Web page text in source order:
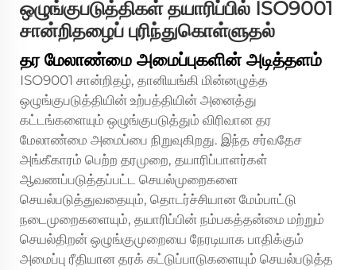
ஒழுங்குபடுத்திகள் தயாரிப்பில் ISO9001
சான்றிதழைப் புரிந்துகொள்ளுதல்
தர மேலாண்மை அமைப்புகளின் அடித்தளம்
ISO9001 சான்றிதழ், தானியங்கி மின்னழுத்த
ஒழுங்குபடுத்தியின் உற்பத்தியின் அனைத்து
கட்டங்களையும் ஒழுங்குபடுத்தும் விரிவான தர
மேலாண்மை அமைப்பை நிறுவுகிறது. இந்த சர்வதேச
அங்கீகாரம் பெற்ற தரமுறை, தயாரிப்பாளர்கள்
ஆவணப்படுத்தப்பட்ட செயல்முறைகளை
செயல்படுத்துவதையும், தொடர்ச்சியான மேம்பாட்டு
நடைமுறைகளையும், தயாரிப்பின் நம்பகத்தன்மை மற்றும்
செயல்திறன் ஒழுங்குமுறையை நேரடியாக பாதிக்கும்
அமைப்பு ரீதியான தரக் கட்டுப்பாடுகளையும் செயல்படுத்த